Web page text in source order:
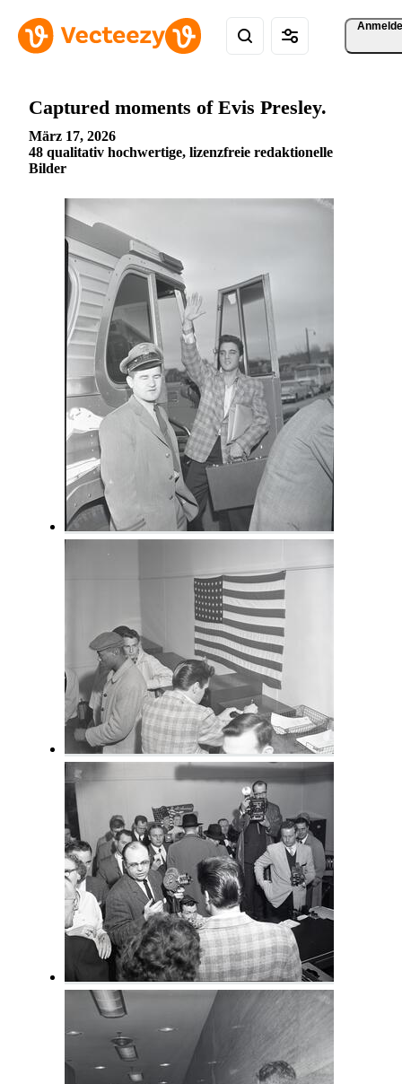
Captured moments of Evis Presley.
März 17, 2026
48 qualitativ hochwertige, lizenzfreie redaktionelle
Bilder